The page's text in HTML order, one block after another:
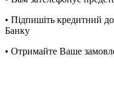
• Підпишіть кредитний
Банку
• Отримайте Ваше